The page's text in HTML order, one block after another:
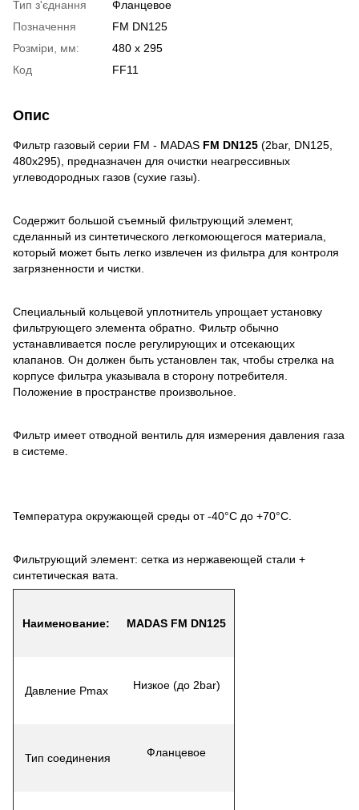
Тип з'єднання
Фланцевое
Позначення
FM DN125
Розміри, мм:
480 х 295
Код
FF11
Опис
Фильтр газовый серии FМ - MADAS FM DN125 (2bar, DN125,
480x295), предназначен для очистки неагрессивных
углеводородных газов (сухие газы).
Содержит большой съемный фильтрующий элемент,
сделанный из синтетического легкомоющегося материала,
который может быть легко извлечен из фильтра для контроля
загрязненности и чистки.
Специальный кольцевой уплотнитель упрощает установку
фильтрующего элемента обратно. Фильтр обычно
устанавливается после регулирующих и отсекающих
клапанов. Он должен быть установлен так, чтобы стрелка на
корпусе фильтра указывала в сторону потребителя.
Положение в пространстве произвольное.
Фильтр имеет отводной вентиль для измерения давления газа
в системе.
Температура окружающей среды от -40°С до +70°С.
Фильтрующий элемент: сетка из нержавеющей стали +
синтетическая вата.
Наименование: MADAS FM DN125
Давление Pmax Низкое (до 2bar)
Тип соединения Фланцевое